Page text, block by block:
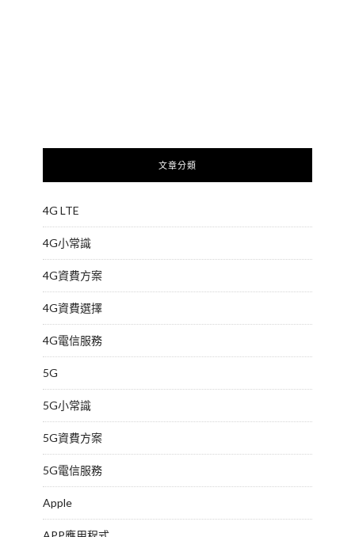
文章分類
4G LTE
4G小常識
4G資費方案
4G資費選擇
4G電信服務
5G
5G小常識
5G資費方案
5G電信服務
Apple